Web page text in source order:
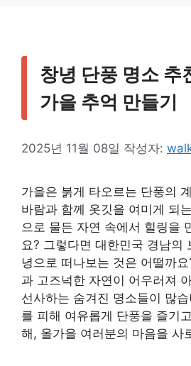
창녕 단풍 명소 추
가을 추억 만들기
2025년 11월 08일 작성자:
가을은 붉게 타오르는 단풍의
바람과 함께 옷깃을 여미게 되
으로 물든 자연 속에서 힐링을
요? 그렇다면 대한민국 경남의
녕으로 떠나보는 것은 어떨까
과 고즈넉한 자연이 어우러져
선사하는 숨겨진 명소들이 많
를 피해 여유롭게 단풍을 즐기
해, 올가을 여러분의 마음을 사